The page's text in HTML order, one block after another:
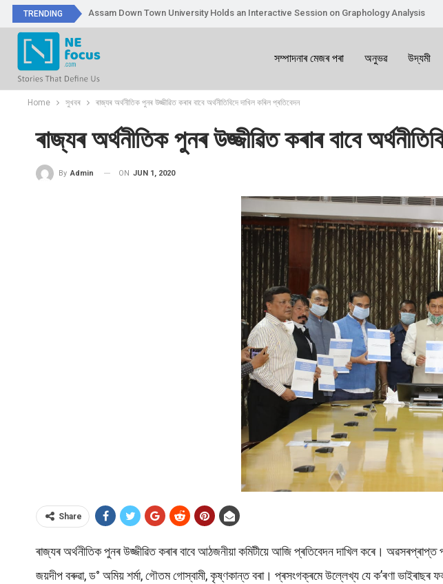
TRENDING Assam Down Town University Holds an Interactive Session on Graphology Analysis
সম্পাদনাৰ মেজৰ পৰা অনুভৱ উদ্যমী
Home সুখবৰ ৰাজ্যৰ অৰ্থনীতিক পুনৰ উজ্জীৱিত কৰাৰ বাবে অৰ্থনীতিবিদে দাখিল কৰিল প্ৰতিবেদন
ৰাজ্যৰ অৰ্থনীতিক পুনৰ উজ্জীৱিত কৰাৰ বাবে
By Admin ON JUN 1, 2020
Share
ৰাজ্যৰ অৰ্থনীতিক পুনৰ উজ্জীৱিত কৰাৰ বাবে আঠজনীয়া কমিটীয়ে আজি প্ৰতিবেদন দাখিল কৰে।
জয়দীপ বৰুৱা, ড° অমিয় শৰ্মা, গৌতম গোস্বামী, কৃষ্ণকান্ত বৰা। প্ৰসংগক্ৰমে উল্লেখ্য যে ক’ৰণা